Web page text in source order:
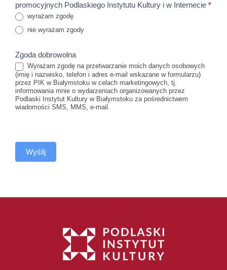
promocyjnych Podlaskiego Instytutu Kultury i w Internecie *
wyrażam zgodę
nie wyrażam zgody
Zgoda dobrowolna
Wyrażam zgodę na przetwarzanie moich danych osobowych
(imię i nazwisko, telefon i adres e-mail wskazane w formularzu)
przez PIK w Białymstoku w celach marketingowych, tj.
informowania mnie o wydarzeniach organizowanych przez
Podlaski Instytut Kultury w Białymstoku za pośrednictwem
wiadomości SMS, MMS, e-mail.
Wyślij